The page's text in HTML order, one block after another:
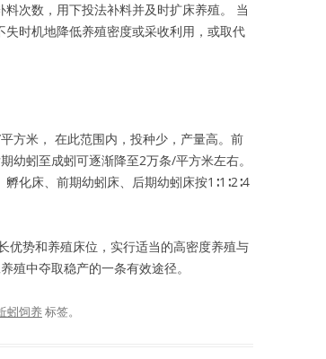
次数，用下投法补料并及时扩床养殖。 当
时机地降低养殖密度或采收利用，或取代
方米， 在此范围内，投种少，产量高。前
蚓至成蚓可逐渐降至2万条/平方米左右。
化床、前期幼蚓床、后期幼蚓床按1∶1∶2∶4
优势和养殖床位，实行适当的高密度养殖与
殖中夺取稳产的一条有效途径。
蚓饲养标签。